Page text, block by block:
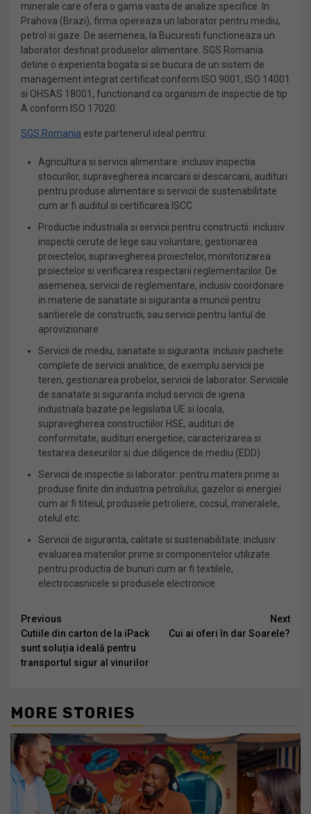
minerale care ofera o gama vasta de analize specifice. In
Prahova (Brazi), firma opereaza un laborator pentru mediu,
petrol si gaze. De asemenea, la Bucuresti functioneaza un
laborator destinat produselor alimentare. SGS Romania
detine o experienta bogata si se bucura de un sistem de
management integrat certificat conform ISO 9001, ISO 14001
si OHSAS 18001, functionand ca organism de inspectie de tip
A conform ISO 17020.
SGS Romania este partenerul ideal pentru:
Agricultura si servicii alimentare: inclusiv inspectia
stocurilor, supravegherea incarcarii si descarcarii, audituri
pentru produse alimentare si servicii de sustenabilitate
cum ar fi auditul si certificarea ISCC
Productie industriala si servicii pentru constructii: inclusiv
inspectii cerute de lege sau voluntare, gestionarea
proiectelor, supravegherea proiectelor, monitorizarea
proiectelor si verificarea respectarii reglementarilor. De
asemenea, servicii de reglementare, inclusiv coordonare
in materie de sanatate si siguranta a muncii pentru
santierele de constructii, sau servicii pentru lantul de
aprovizionare
Servicii de mediu, sanatate si siguranta: inclusiv pachete
complete de servicii analitice, de exemplu servicii pe
teren, gestionarea probelor, servicii de laborator. Serviciile
de sanatate si siguranta includ servicii de igiena
industriala bazate pe legislatia UE si locala,
supravegherea constructiilor HSE, audituri de
conformitate, audituri energetice, caracterizarea si
testarea deseurilor si due diligence de mediu (EDD)
Servicii de inspectie si laborator: pentru materii prime si
produse finite din industria petrolului, gazelor si energiei
cum ar fi titeiul, produsele petroliere, cocsul, mineralele,
otelul etc.
Servicii de siguranta, calitate si sustenabilitate: inclusiv
evaluarea materiilor prime si componentelor utilizate
pentru productia de bunuri cum ar fi textilele,
electrocasnicele si produsele electronice
Continue
Reading
Previous
Cutiile din carton de la iPack
sunt soluția ideală pentru
transportul sigur al vinurilor
Next
Cui ai oferi în dar Soarele?
MORE STORIES